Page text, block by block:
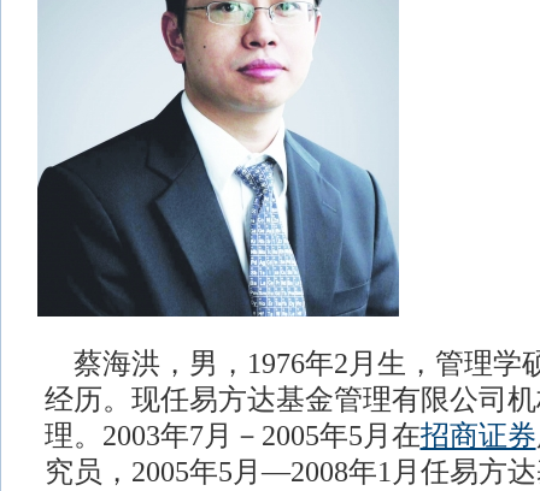
蔡海洪，男，1976年2月生，管理学
经历。现任易方达基金管理有限公司
理。2003年7月－2005年5月在招商证券
究员，2005年5月—2008年1月任易方